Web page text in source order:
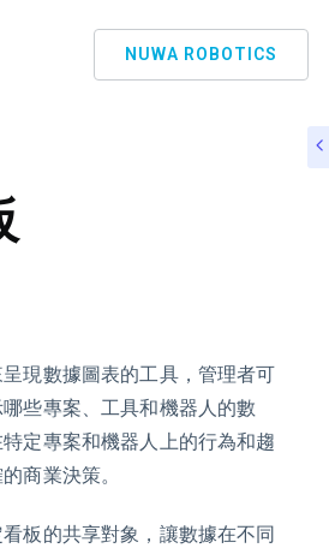
NUWA ROBOTICS
呈現數據圖表的工具，管理者可
些專案、工具和機器人的數
定專案和機器人上的行為和趨
商業決策。
板的共享對象，讓數據在不同